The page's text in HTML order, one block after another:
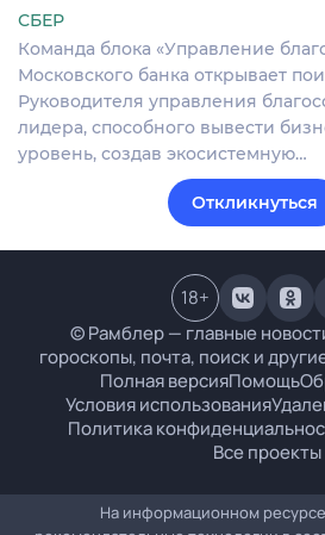
СБЕР
Команда блока «Управление
Московского банка открывает
Руководителя управления
лидера, способного вывести
уровень, создав экосистемную…
Откликнуться
© Рамблер — главные
гороскопы, почта, поиск и
Полная версияПомощь
Условия использования
Политика
Все проекты
18+
На информационном